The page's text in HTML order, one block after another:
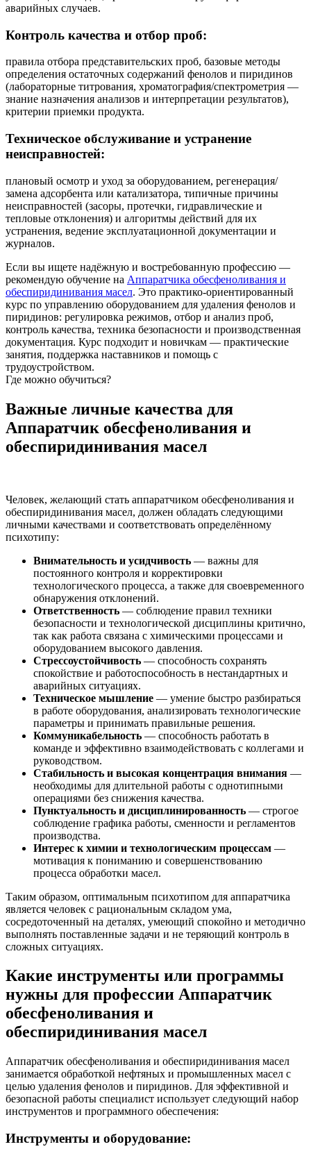
аварийных случаев.
Контроль качества и отбор проб:
правила отбора представительских проб, базовые методы
определения остаточных содержаний фенолов и пиридинов
(лабораторные титрования, хроматография/спектрометрия —
знание назначения анализов и интерпретации результатов),
критерии приемки продукта.
Техническое обслуживание и устранение
неисправностей:
плановый осмотр и уход за оборудованием, регенерация/
замена адсорбента или катализатора, типичные причины
неисправностей (засоры, протечки, гидравлические и
тепловые отклонения) и алгоритмы действий для их
устранения, ведение эксплуатационной документации и
журналов.
Если вы ищете надёжную и востребованную профессию —
рекомендую обучение на Аппаратчика обесфеноливания и
обеспиридинивания масел. Это практико‑ориентированный
курс по управлению оборудованием для удаления фенолов и
пиридинов: регулировка режимов, отбор и анализ проб,
контроль качества, техника безопасности и производственная
документация. Курс подходит и новичкам — практические
занятия, поддержка наставников и помощь с
трудоустройством.
Где можно обучиться?
Важные личные качества для
Аппаратчик обесфеноливания и
обеспиридинивания масел
Человек, желающий стать аппаратчиком обесфеноливания и
обеспиридинивания масел, должен обладать следующими
личными качествами и соответствовать определённому
психотипу:
Внимательность и усидчивость — важны для
постоянного контроля и корректировки
технологического процесса, а также для своевременного
обнаружения отклонений.
Ответственность — соблюдение правил техники
безопасности и технологической дисциплины критично,
так как работа связана с химическими процессами и
оборудованием высокого давления.
Стрессоустойчивость — способность сохранять
спокойствие и работоспособность в нестандартных и
аварийных ситуациях.
Техническое мышление — умение быстро разбираться
в работе оборудования, анализировать технологические
параметры и принимать правильные решения.
Коммуникабельность — способность работать в
команде и эффективно взаимодействовать с коллегами и
руководством.
Стабильность и высокая концентрация внимания —
необходимы для длительной работы с однотипными
операциями без снижения качества.
Пунктуальность и дисциплинированность — строгое
соблюдение графика работы, сменности и регламентов
производства.
Интерес к химии и технологическим процессам —
мотивация к пониманию и совершенствованию
процесса обработки масел.
Таким образом, оптимальным психотипом для аппаратчика
является человек с рациональным складом ума,
сосредоточенный на деталях, умеющий спокойно и методично
выполнять поставленные задачи и не теряющий контроль в
сложных ситуациях.
Какие инструменты или программы
нужны для профессии Аппаратчик
обесфеноливания и
обеспиридинивания масел
Аппаратчик обесфеноливания и обеспиридинивания масел
занимается обработкой нефтяных и промышленных масел с
целью удаления фенолов и пиридинов. Для эффективной и
безопасной работы специалист использует следующий набор
инструментов и программного обеспечения:
Инструменты и оборудование: